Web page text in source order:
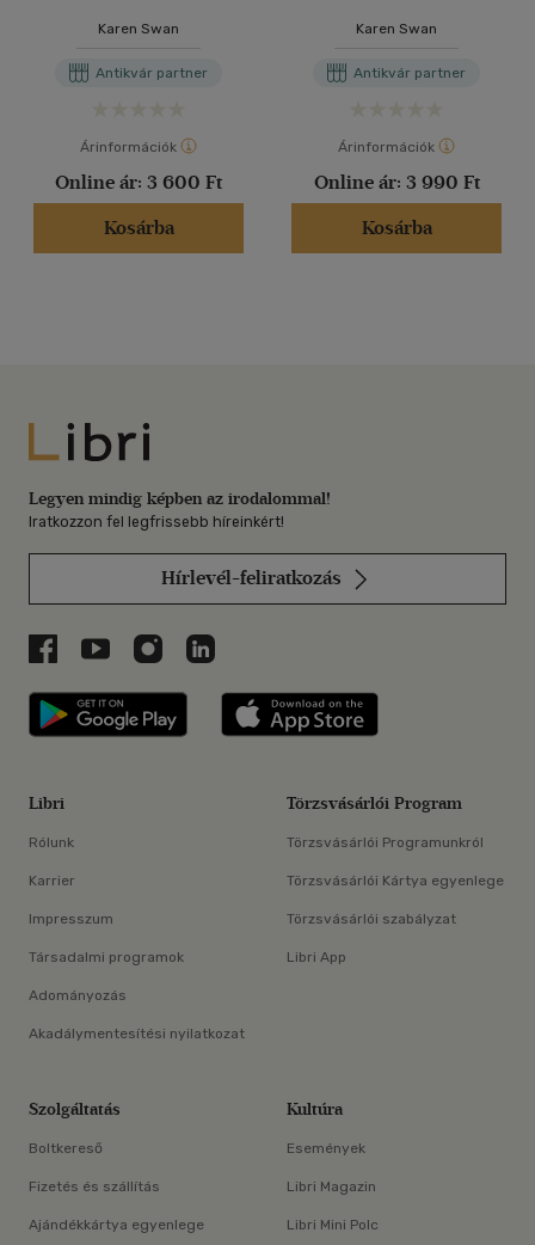
Karen Swan
Antikvár partner
Árinformációk
Online ár: 3 600 Ft
Kosárba
Karen Swan
Antikvár partner
Árinformációk
Online ár: 3 990 Ft
Kosárba
Libri
Legyen mindig képben az irodalommal!
Iratkozzon fel legfrissebb híreinkért!
Hírlevél-feliratkozás
Libri a Facebookon
Libri a Youtube-on
Libri az Instagramon
Libri a LinkedInen
Libri applikáció Szerezd meg: Google
Libri
Rólunk
Karrier
Impresszum
Társadalmi programok
Adományozás
Akadálymentesítési nyilatkozat
Törzsvásárlói Program
Törzsvásárlói Programunkról
Törzsvásárlói Kártya egyenlege
Törzsvásárlói szabályzat
Libri App
Szolgáltatás
Boltkereső
Fizetés és szállítás
Ajándékkártya egyenlege
Kultúra
Események
Libri Magazin
Libri Mini Polc